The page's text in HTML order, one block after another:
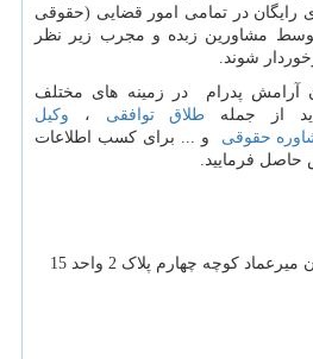
رایگان در تمامی امور قضایی (حقوقی
مشاورین زبده و مجرب زیر نظر
شوند.
آرامش پدرام در زمینه های مختلف
از جمله طلاق توافقی ، وکیل
حقوقی و ... برای کسب اطلاعات
حاصل فرمایید.
کوچه چهارم پلاک 2 واحد 15